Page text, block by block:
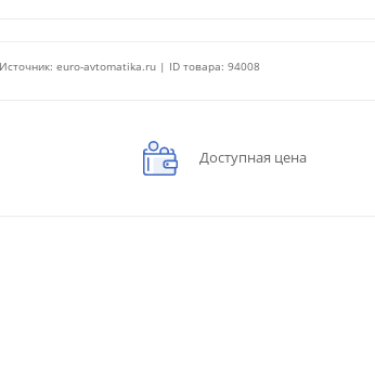
Источник: euro-avtomatika.ru | ID товара: 94008
Доступная цена